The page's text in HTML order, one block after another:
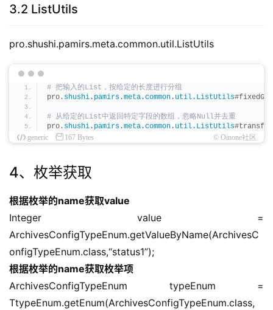
3.2 ListUtils
pro.shushi.pamirs.meta.common.util.ListUtils
# 把输入的List，按给定的长度进行分组
pro. shushi . pamirs .meta .common . util . ListUtils
# 从给定的List中返回特定字段的数组，忽略Null并去重
pro. shushi . pamirs .meta .common . util . ListUtils
generic
167 Bytes © Oinone社区
4、枚举获取
根据枚举的name获取value
Integer value =
ArchivesConfigTypeEnum.getValueByName(ArchivesC
onfigTypeEnum.class,“status1”);
根据枚举的name获取枚举项
ArchivesConfigTypeEnum typeEnum =
TtypeEnum.getEnum(ArchivesConfigTypeEnum.class,